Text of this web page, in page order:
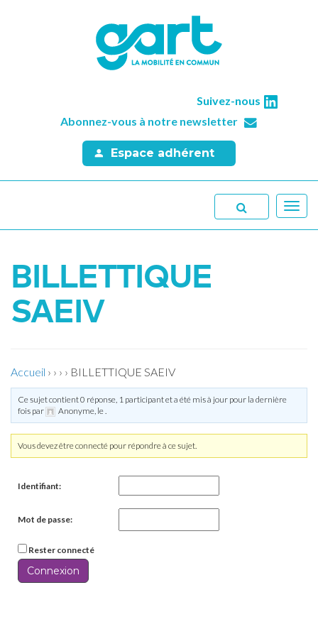
Suivez-nous
Abonnez-vous à notre newsletter
Espace adhérent
BILLETTIQUE
SAEIV
Accueil › › › › BILLETTIQUE SAEIV
Ce sujet contient 0 réponse, 1 participant et a été mis à jour pour la dernière
fois par
Anonyme, le.
Vous devez être connecté pour répondre à ce sujet.
Identifiant:
Mot de passe:
Rester connecté
Connexion